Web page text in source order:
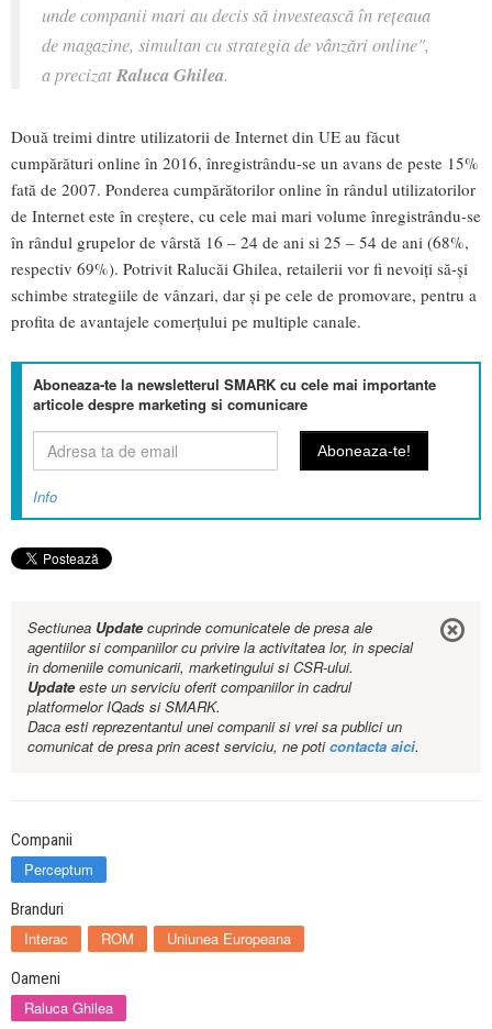
unde companii mari au decis să investească în rețeaua
de magazine, simultan cu strategia de vânzări online",
a precizatRaluca Ghilea.
Două treimi dintre utilizatorii de Internet din UE au făcut
cumpărături online în 2016, înregistrându-se un avans de peste 15%
fată de 2007. Ponderea cumpărătorilor online în rândul utilizatorilor
de Internet este în creștere, cu cele mai mari volume înregistrându-se
în rândul grupelor de vârstă 16 – 24 de ani si 25 – 54 de ani (68%,
respectiv 69%). Potrivit Ralucăi Ghilea, retailerii vor fi nevoiți să-și
schimbe strategiile de vânzari, dar și pe cele de promovare, pentru a
profita de avantajele comerțului pe multiple canale.
Aboneaza-te la newsletterul SMARK cu cele mai importante
articole despre marketing si comunicare
Info
Sectiunea Updatecuprinde comunicatele de presa ale
agentiilor si companiilor cu privire la activitatea lor, in special
in domeniile comunicarii, marketingului si CSR-ului.
Updateeste un serviciu oferit companiilor in cadrul
platformelor IQads si SMARK.
Daca esti reprezentantul unei companii si vrei sa publici un
comunicat de presa prin acest serviciu, ne poticontacta aici.
Companii
Perceptum
Branduri
Interac ROM Uniunea Europeana
Oameni
Raluca Ghilea